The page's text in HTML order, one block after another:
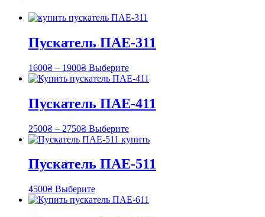
Пускатель ПАЕ-311
1600₴ – 1900₴ Выберите
Пускатель ПАЕ-411
2500₴ – 2750₴ Выберите
Пускатель ПАЕ-511
4500₴ Выберите